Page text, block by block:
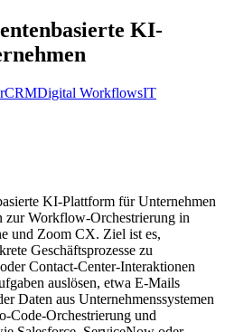
KI-
CRMDigital WorkflowsIT
KI-Plattform für Unternehmen
zur Workflow-Orchestrierung in
und Zoom CX. Ziel ist es,
Geschäftsprozesse zu
Contact-Center-Interaktionen
auslösen, etwa E-Mails
Daten aus Unternehmenssystemen
Code-Orchestrierung und